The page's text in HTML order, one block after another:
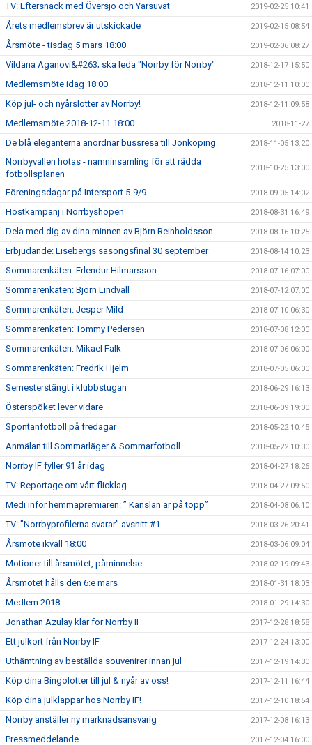
TV: Eftersnack med Översjö och Yarsuvat 2019-02-25 10:41
Årets medlemsbrev är utskickade 2019-02-15 08:54
Årsmöte - tisdag 5 mars 18:00 2019-02-06 08:27
Vildana Aganovi&#263; ska leda "Norrby för Norrby" 2018-12-17 15:50
Medlemsmöte idag 18:00 2018-12-11 10:00
Köp jul- och nyårslotter av Norrby! 2018-12-11 09:58
Medlemsmöte 2018-12-11 18:00 2018-11-27
De blå eleganterna anordnar bussresa till Jönköping 2018-11-05 13:20
Norrbyvallen hotas - namninsamling för att rädda
fotbollsplanen
2018-10-25 13:00
Föreningsdagar på Intersport 5-9/9 2018-09-05 14:02
Höstkampanj i Norrbyshopen 2018-08-31 16:49
Dela med dig av dina minnen av Björn Reinholdsson 2018-08-16 10:25
Erbjudande: Lisebergs säsongsfinal 30 september 2018-08-14 10:23
Sommarenkäten: Erlendur Hilmarsson 2018-07-16 07:00
Sommarenkäten: Björn Lindvall 2018-07-12 07:00
Sommarenkäten: Jesper Mild 2018-07-10 06:30
Sommarenkäten: Tommy Pedersen 2018-07-08 12:00
Sommarenkäten: Mikael Falk 2018-07-06 06:00
Sommarenkäten: Fredrik Hjelm 2018-07-05 06:00
Semesterstängt i klubbstugan 2018-06-29 16:13
Österspöket lever vidare 2018-06-09 19:00
Spontanfotboll på fredagar 2018-05-22 10:45
Anmälan till Sommarläger & Sommarfotboll 2018-05-22 10:30
Norrby IF fyller 91 år idag 2018-04-27 18:26
TV: Reportage om vårt flicklag 2018-04-27 09:50
Medi inför hemmapremiären: ” Känslan är på topp” 2018-04-08 06:10
TV: "Norrbyprofilerna svarar" avsnitt #1 2018-03-26 20:41
Årsmöte ikväll 18:00 2018-03-06 09:04
Motioner till årsmötet, påminnelse 2018-02-19 09:43
Årsmötet hålls den 6:e mars 2018-01-31 18:03
Medlem 2018 2018-01-29 14:30
Jonathan Azulay klar för Norrby IF 2017-12-28 18:58
Ett julkort från Norrby IF 2017-12-24 13:00
Uthämtning av beställda souvenirer innan jul 2017-12-19 14:30
Köp dina Bingolotter till jul & nyår av oss! 2017-12-11 16:44
Köp dina julklappar hos Norrby IF! 2017-12-10 18:54
Norrby anställer ny marknadsansvarig 2017-12-08 16:13
Pressmeddelande 2017-12-04 16:00